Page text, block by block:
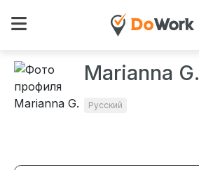
Marianna G.
Русский